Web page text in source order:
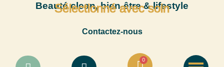
Beauté clean, bien-être & lifestyle
Sélectionné avec soin
Contactez-nous